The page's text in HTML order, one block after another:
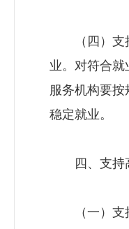
（四）支持
业。对符合
服务机构要
稳定就业。
四、支持高
（一）支持